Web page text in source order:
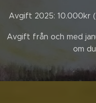
Avgift 2025: 10.000kr
Avgift från och med
om